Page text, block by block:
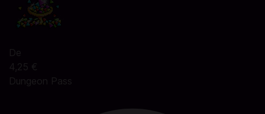
De
4,25 €
Dungeon Pass